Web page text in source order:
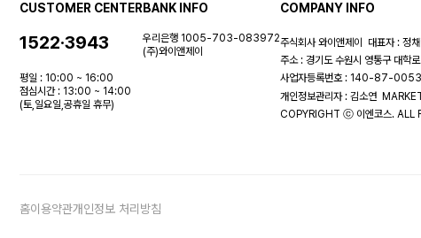
CUSTOMER CENTER
1522·3943
평일 : 10:00 ~ 16:00
점심시간 : 13:00 ~ 14:00
(토,일요일,공휴일 휴무)
BANK INFO
우리은행 1005-703-083972
(주)와이앤제이
COMPANY INFO
주식회사 와이앤제이
대표자 : 정
주소 : 경기도 수원시 영통구 대학
사업자등록번호 : 140-87-
개인정보관리자 : 김소연
COPYRIGHT ⓒ 이엔코스. ALL
홈이용약관개인정보 처리방침